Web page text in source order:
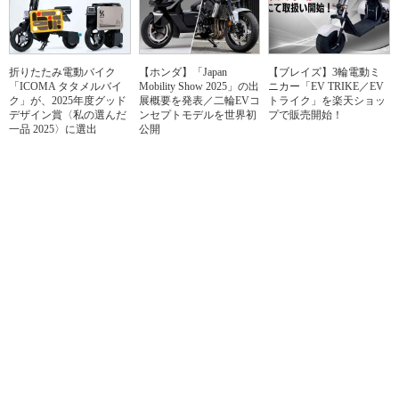
折りたたみ電動バイク
「ICOMA タタメルバイ
ク」が、2025年度グッド
デザイン賞〈私の選んだ
一品 2025〉に選出
【ホンダ】「Japan
Mobility Show 2025」の出
展概要を発表／二輪EVコ
ンセプトモデルを世界初
公開
【ブレイズ】3輪電動ミ
ニカー「EV TRIKE／EV
トライク」を楽天ショッ
プで販売開始！